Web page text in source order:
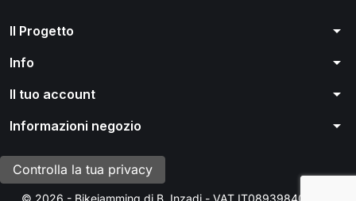
Il Progetto arrow_drop_down
Info arrow_drop_down
Il tuo account arrow_drop_down
Informazioni negozio arrow_drop_down
Controlla la tua privacy